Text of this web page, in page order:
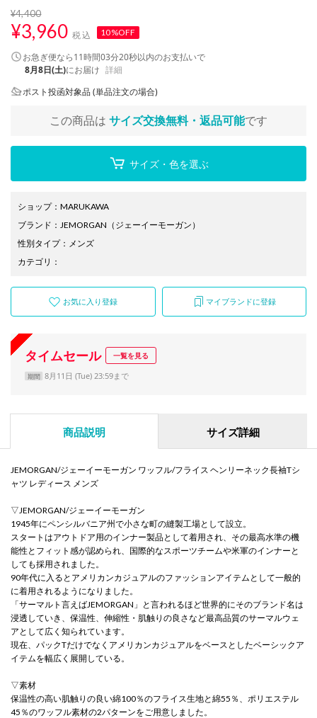
¥4,400
¥3,960 税込 10%OFF
お急ぎ便なら11時間03分19秒以内のお支払いで
8月8日(土)にお届け 詳細
ポスト投函対象品 (単品注文の場合)
この商品は サイズ交換無料・返品可能です
サイズ・色を選ぶ
ショップ： MARUKAWA
ブランド ： JEMORGAN （ジェーイーモーガン）
性別タイプ： メンズ
カテゴリ ：
お気に入り登録 マイブランドに登録
タイムセール 一覧を見る
期間 8月11日 (Tue) 23:59まで
商品説明 サイズ詳細
JEMORGAN/ジェーイーモーガン ワッフル/フライス ヘンリーネック長袖Tシ
ャツ レディース メンズ
▽JEMORGAN/ジェーイーモーガン
1945年にペンシルバニア州で小さな町の縫製工場として設立。
スタートはアウトドア用のインナー製品として着用され、その最高水準の機
能性とフィット感が認められ、国際的なスポーツチームや米軍のインナーと
しても採用されました。
90年代に入るとアメリカンカジュアルのファッションアイテムとして一般的
に着用されるようになりました。
「サーマルト言えばJEMORGAN」と言われるほど世界的にそのブランド名は
浸透していき、保温性、伸縮性・肌触りの良さなど最高品質のサーマルウェ
アとして広く知られています。
現在、パックTだけでなくアメリカンカジュアルをベースとしたベーシックア
イテムを幅広く展開している。
▽素材
保温性の高い肌触りの良い綿100％のフライス生地と綿55％、ポリエステル
45％のワッフル素材の2パターンをご用意しました。